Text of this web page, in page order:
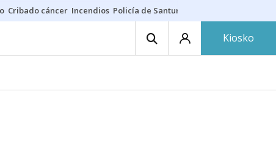
Cribado cáncer Incendios Policía de Santurtzi
Kiosko